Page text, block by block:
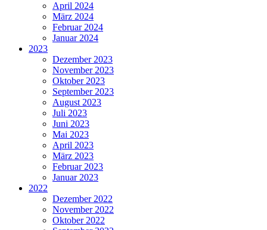
April 2024
März 2024
Februar 2024
Januar 2024
2023
Dezember 2023
November 2023
Oktober 2023
September 2023
August 2023
Juli 2023
Juni 2023
Mai 2023
April 2023
März 2023
Februar 2023
Januar 2023
2022
Dezember 2022
November 2022
Oktober 2022